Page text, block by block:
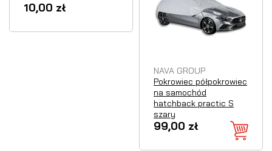
10,00 zł
NAVA GROUP
Pokrowiec półpokrowiec
na samochód
hatchback practic S
szary
99,00 zł